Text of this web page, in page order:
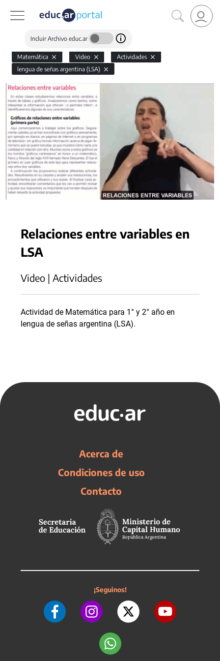
Incluir Archivo educ.ar
Matemática Video
Actividades
lengua de señas argentina (LSA)
Relaciones entre variables en
LSA
Video | Actividades
Actividad de Matemática para 1° y 2° año en
lengua de señas argentina (LSA).
Acerca de
Condiciones de uso
Contacto
¡Seguinos!